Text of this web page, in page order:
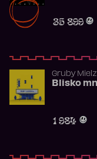
35 899
Gruby
Blisko
1 984